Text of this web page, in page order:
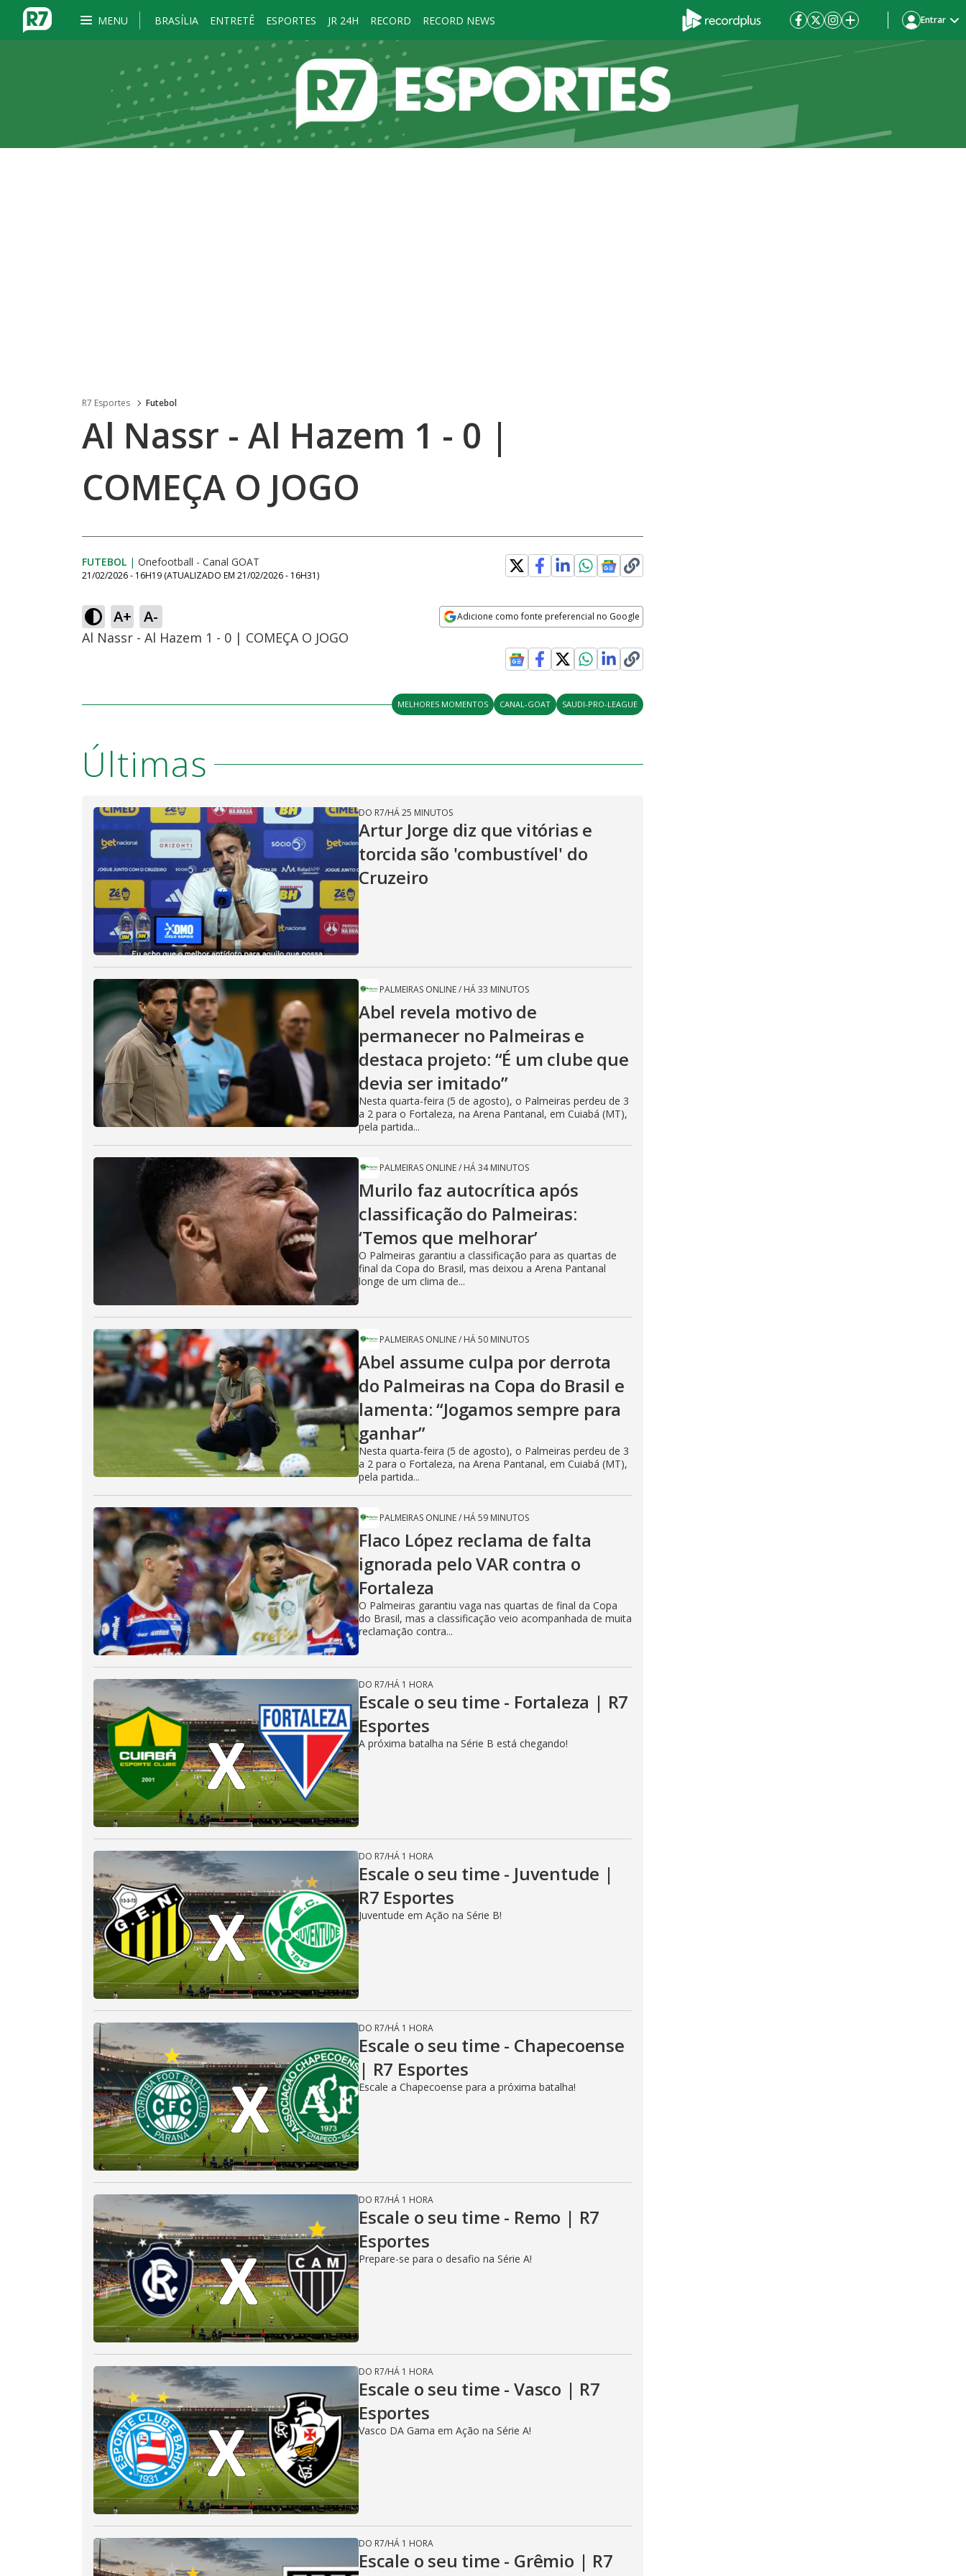
MENU BRASÍLIA ENTRETÊ ESPORTES JR 24H RECORD RECORD NEWS Entrar
R7 Esportes Futebol
Al Nassr - Al Hazem 1 - 0 |
COMEÇA O JOGO
FUTEBOL | Onefootball - Canal GOAT
21/02/2026 - 16H19 (ATUALIZADO EM 21/02/2026 - 16H31)
A+ A- Adicione como fonte preferencial no Google
Al Nassr - Al Hazem 1 - 0 | COMEÇA O JOGO
MELHORES MOMENTOS CANAL-GOAT SAUDI-PRO-LEAGUE
Últimas
DO R7/HÁ 25 MINUTOS
Artur Jorge diz que vitórias e
torcida são 'combustível' do
Cruzeiro
PALMEIRAS ONLINE/ HÁ 33 MINUTOS
Abel revela motivo de
permanecer no Palmeiras e
destaca projeto: “É um clube que
devia ser imitado”
Nesta quarta-feira (5 de agosto), o Palmeiras perdeu de 3
a 2 para o Fortaleza, na Arena Pantanal, em Cuiabá (MT),
pela partida...
PALMEIRAS ONLINE/ HÁ 34 MINUTOS
Murilo faz autocrítica após
classificação do Palmeiras:
‘Temos que melhorar’
O Palmeiras garantiu a classificação para as quartas de
final da Copa do Brasil, mas deixou a Arena Pantanal
longe de um clima de...
PALMEIRAS ONLINE/ HÁ 50 MINUTOS
Abel assume culpa por derrota
do Palmeiras na Copa do Brasil e
lamenta: “Jogamos sempre para
ganhar”
Nesta quarta-feira (5 de agosto), o Palmeiras perdeu de 3
a 2 para o Fortaleza, na Arena Pantanal, em Cuiabá (MT),
pela partida...
PALMEIRAS ONLINE/ HÁ 59 MINUTOS
Flaco López reclama de falta
ignorada pelo VAR contra o
Fortaleza
O Palmeiras garantiu vaga nas quartas de final da Copa
do Brasil, mas a classificação veio acompanhada de muita
reclamação contra...
DO R7/HÁ 1 HORA
Escale o seu time - Fortaleza | R7
Esportes
A próxima batalha na Série B está chegando!
DO R7/HÁ 1 HORA
Escale o seu time - Juventude |
R7 Esportes
Juventude em Ação na Série B!
DO R7/HÁ 1 HORA
Escale o seu time - Chapecoense
| R7 Esportes
Escale a Chapecoense para a próxima batalha!
DO R7/HÁ 1 HORA
Escale o seu time - Remo | R7
Esportes
Prepare-se para o desafio na Série A!
DO R7/HÁ 1 HORA
Escale o seu time - Vasco | R7
Esportes
Vasco DA Gama em Ação na Série A!
DO R7/HÁ 1 HORA
Escale o seu time - Grêmio | R7